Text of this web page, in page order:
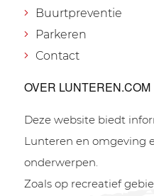
Buurtpreventie
Parkeren
Contact
OVER LUNTEREN.COM
Deze website biedt
Lunteren en omgeving
onderwerpen.
Zoals op recreatief